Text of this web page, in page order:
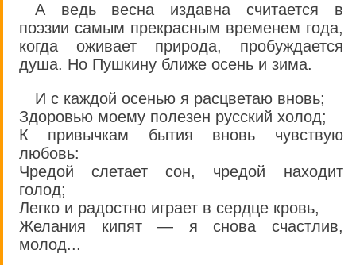
А ведь весна издавна считается в
поэзии самым прекрасным временем года,
когда оживает природа, пробуждается
душа. Но Пушкину ближе осень и зима.
И с каждой осенью я расцветаю вновь;
Здоровью моему полезен русский холод;
К привычкам бытия вновь чувствую
любовь:
Чредой слетает сон, чредой находит
голод;
Легко и радостно играет в сердце кровь,
Желания кипят — я снова счастлив,
молод...